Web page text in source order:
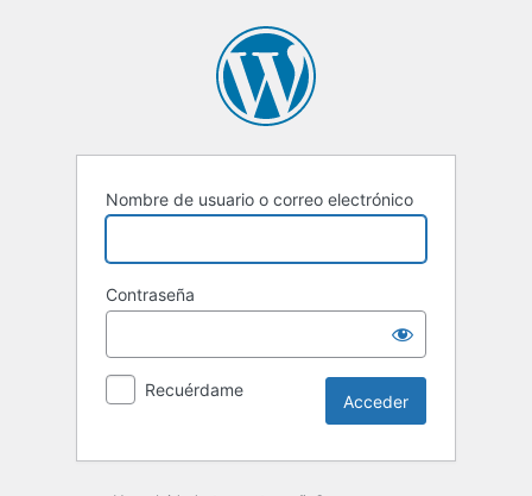
Nombre de usuario o correo electrónico
Contraseña
Recuérdame